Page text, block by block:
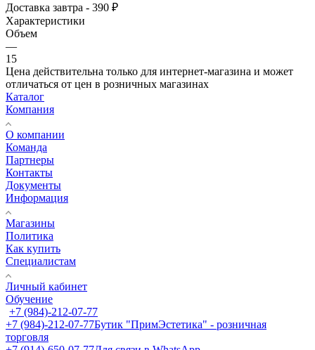
Доставка завтра - 390 ₽
Характеристики
Объем
—
15
Цена действительна только для интернет-магазина и может
отличаться от цен в розничных магазинах
Каталог
Компания
О компании
Команда
Партнеры
Контакты
Документы
Информация
Магазины
Политика
Как купить
Специалистам
Личный кабинет
Обучение
+7 (984)-212-07-77
+7 (984)-212-07-77Бутик "ПримЭстетика" - розничная
торговля